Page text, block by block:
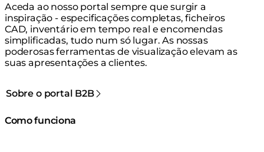
Aceda ao nosso portal sempre que surgir a
inspiração - especificações completas, ficheiros
CAD, inventário em tempo real e encomendas
simplificadas, tudo num só lugar. As nossas
poderosas ferramentas de visualização elevam as
suas apresentações a clientes.
Sobre o portal B2B
Como funciona